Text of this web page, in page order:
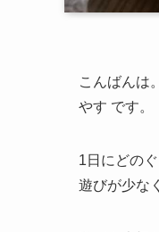
こんばんは。
やす です。
1日にどの
遊びが少な